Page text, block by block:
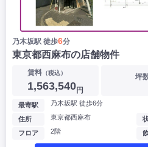
乃木坂駅 徒歩6分
東京都西麻布の店舗物件
賃料 （税込）
1,563,540円
坪
最寄駅 乃木坂駅 徒歩6分
住所 東京都西麻布
フロア 2階